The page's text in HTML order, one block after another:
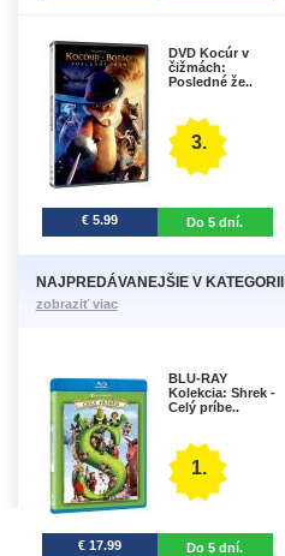
DVD Kocúr v
čižmách:
Posledné že..
3.
€ 5.99 Do 5 dní.
NAJPREDÁVANEJŠIE V KATEGORII
zobraziť viac
BLU-RAY
Kolekcia: Shrek -
Celý príbe..
1.
€ 17.99 Do 5 dní.